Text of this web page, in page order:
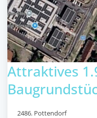
Attraktives
2486, Pottendorf